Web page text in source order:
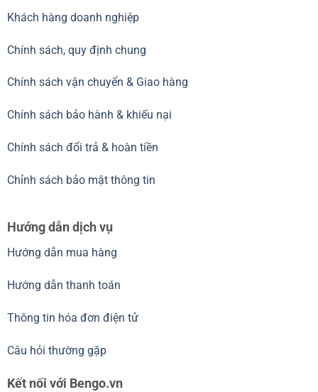
Khách hàng doanh nghiệp
Chính sách, quy định chung
Chính sách vận chuyển & Giao hàng
Chính sách bảo hành & khiếu nại
Chính sách đổi trả & hoàn tiền
Chỉnh sách bảo mật thông tin
Hướng dẫn dịch vụ
Hướng dẫn mua hàng
Hướng dẫn thanh toán
Thông tin hóa đơn điện tử
Câu hỏi thường gặp
Kết nối với Bengo.vn